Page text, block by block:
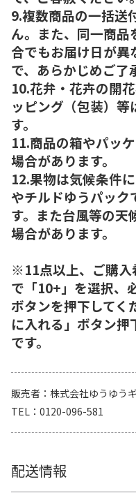
9.複数商品の一括送
ん。また、同一商品
合でもお届け日が異
で、あらかじめご了
10.花弁・花卉の開
ッピング（包装）
す。
11.商品の箱やパッ
場合があります。
12.果物は気候条件
やチルドゆうパック
す。また台風等の天
場合があります。
※11点以上、ご購入
で「10+」を選択、
ボタンを押下してく
に入れる」ボタン
です。
販売者
株式会社ゆうゆう
TEL
0120-096-581
配送情報